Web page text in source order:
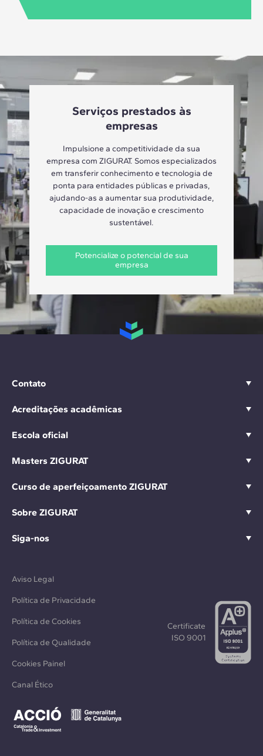
Serviços prestados às
empresas
Impulsione a competitividade da sua
empresa com ZIGURAT. Somos especializados
em transferir conhecimento e tecnologia de
ponta para entidades públicas e privadas,
ajudando-as a aumentar sua produtividade,
capacidade de inovação e crescimento
sustentável.
Potencialize o potencial de sua
empresa
Contato
Acreditações acadêmicas
Escola oficial
Masters ZIGURAT
Curso de aperfeiçoamento ZIGURAT
Sobre ZIGURAT
Siga-nos
Aviso Legal
Política de Privacidade
Política de Cookies
Política de Qualidade
Cookies Painel
Canal Ético
Certificate
ISO 9001